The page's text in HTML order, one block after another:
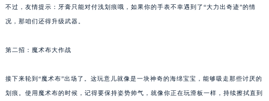
不过，友情提示：牙膏只能对付浅划痕哦，如果你的手表不幸遇到了“大力出奇迹”的情
况，那咱们还得升级武器。
第二招：魔术布大作战
接下来轮到“魔术布”出场了。这玩意儿就像是一块神奇的海绵宝宝，能够吸走那些讨厌的
划痕。使用魔术布的时候，记得要保持姿势帅气，就像你正在玩滑板一样，持续擦拭直到